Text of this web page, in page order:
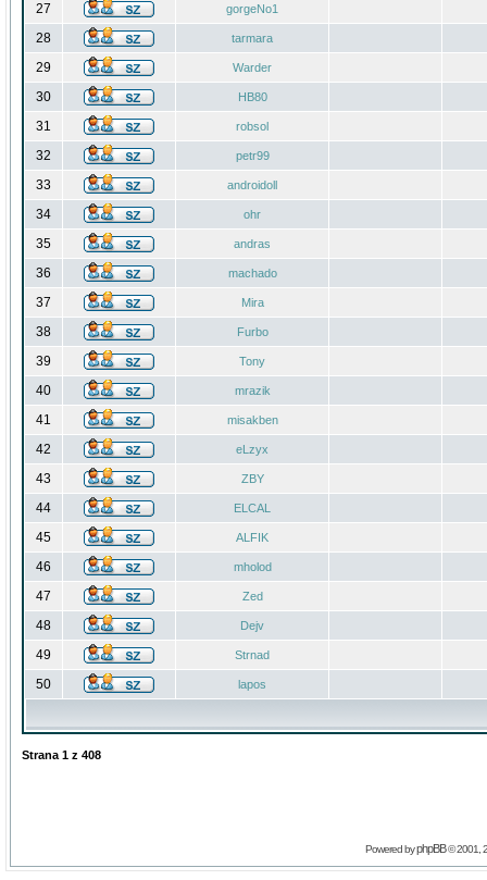
27 gorgeNo1
28 tarmara
29 Warder
30 HB80
31 robsol
32 petr99
33 androidoll
34 ohr
35 andras
36 machado
37 Mira
38 Furbo
39 Tony
40 mrazik
41 misakben
42 eLzyx
43 ZBY
44 ELCAL
45 ALFIK
46 mholod
47 Zed
48 Dejv
49 Strnad
50 lapos
Strana 1 z 408
Powered byphpBB© 2001,